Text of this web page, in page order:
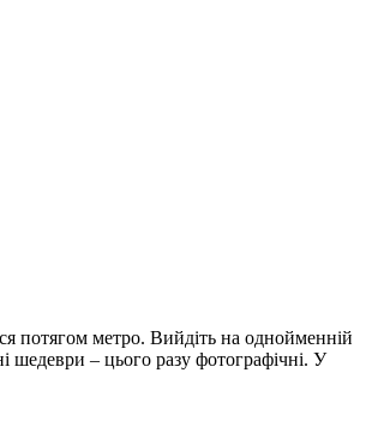
потягом метро. Вийдіть на однойменній
шедеври – цього разу фотографічні. У